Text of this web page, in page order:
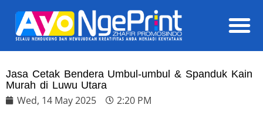
Jasa Cetak Bendera Umbul-umbul & Spanduk Kain
Murah di Luwu Utara
Wed, 14 May 2025 2:20 PM